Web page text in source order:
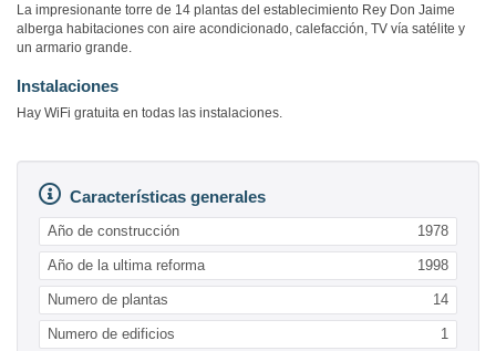
La impresionante torre de 14 plantas del establecimiento Rey Don Jaime
alberga habitaciones con aire acondicionado, calefacción, TV vía satélite y
un armario grande.
Instalaciones
Hay WiFi gratuita en todas las instalaciones.
Características generales
Año de construcción 1978
Año de la ultima reforma 1998
Numero de plantas 14
Numero de edificios 1